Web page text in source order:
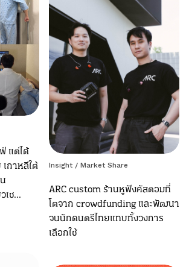
แต่ได้
กาหลีใต้
เช...
Insight / Market Share
ARC custom ร้านหูฟังคัสตอมที่
โตจาก crowdfunding และพัฒนา
จนนักดนตรีไทยแทบทั้งวงการ
เลือกใช้